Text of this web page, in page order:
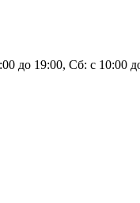
до 19:00, Сб: с 10:00